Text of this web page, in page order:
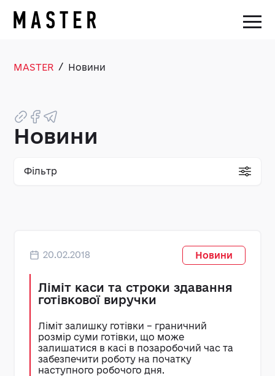
MASTER / Новини
Новини
Фільтр
20.02.2018 Новини
Ліміт каси та строки здавання
готівкової виручки
Ліміт залишку готівки – граничний
розмір суми готівки, що може
залишатися в касі в позаробочий час та
забезпечити роботу на початку
наступного робочого дня.